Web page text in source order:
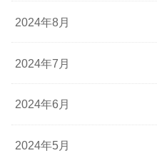
2024年8月
2024年7月
2024年6月
2024年5月